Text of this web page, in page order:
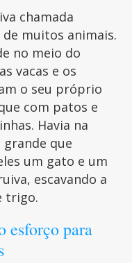
chamada
muitos animais.
no meio do
vacas e os
o seu próprio
com patos e
Havia na
que
um gato e um
escavando a
trigo.
esforço para